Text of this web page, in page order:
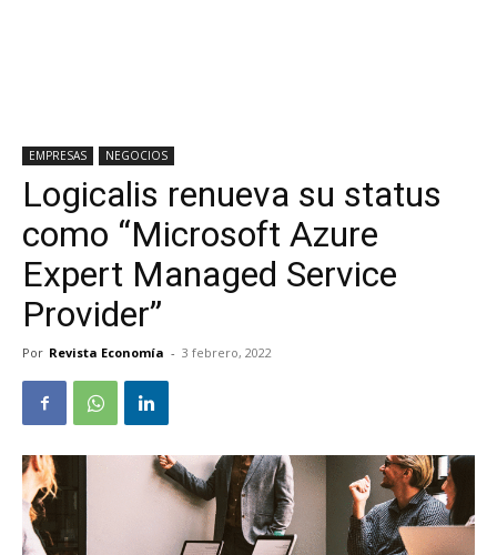
EMPRESAS NEGOCIOS
Logicalis renueva su status
como “Microsoft Azure
Expert Managed Service
Provider”
Por Revista Economía - 3 febrero, 2022